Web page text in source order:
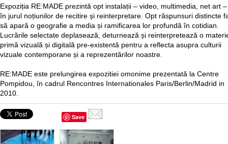
Expoziția RE:MADE prezintă opt instalații – video, multimedia, net art –
în jurul noțiunilor de recitire și reinterpretare. Opt răspunsuri distincte
să apară o geografie a media și ramificarea lor profundă în cotidian.
Lucrările selectate deplasează, deturnează și reinterpretează o
primă vizuală și digitală pre-existentă pentru a reflecta asupra culturii
vizuale contemporane și a reprezentărilor noastre.
RE:MADE este prelungirea expozitiei omonime prezentată la Centre
Pompidou, în cadrul Rencontres Internationales Paris/Berlin/Madrid in
2010.
Save